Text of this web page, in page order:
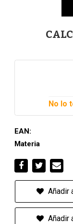
No lo
EAN:
Materia
Añadir
Añadir